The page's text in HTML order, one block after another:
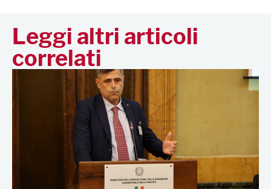
Leggi altri articoli
correlati